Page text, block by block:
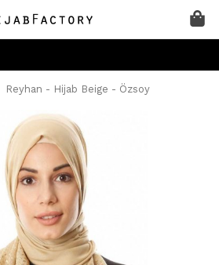
Reyhan - Hijab Beige - Özsoy